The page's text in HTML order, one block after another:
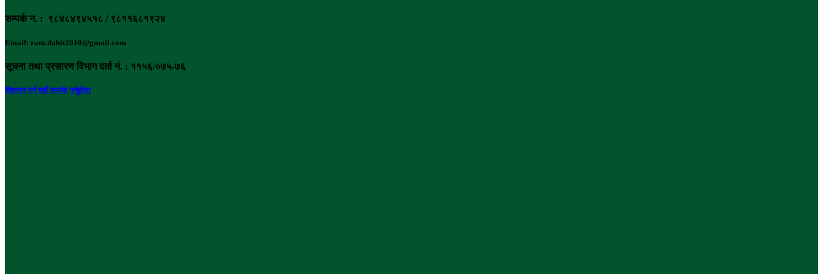
सम्पर्क न. : ९८४८४९४५१८ / ९८११६८१९२४
Email: ram.dahit2010@gmail.com
सूचना तथा प्रसारण विभाग दर्ता नं. : ११५६/०७५-७६
विज्ञापन गर्न यहाँ सम्पर्क गर्नुहोला